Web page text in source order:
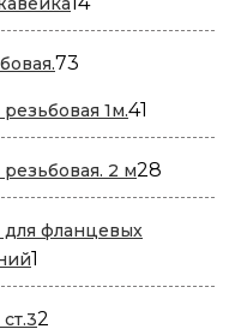
товаров
73
1м.41
товар
2 м28
фланцевых
1
товар
2